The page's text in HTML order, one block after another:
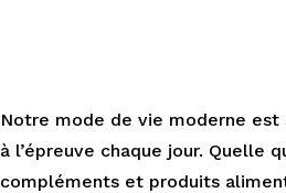
Notre mode de vie moderne
à l’épreuve chaque jour. Quelle
compléments et produits